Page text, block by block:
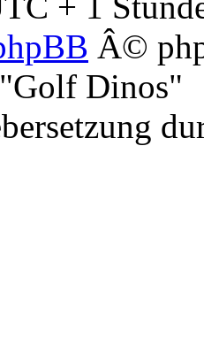
Â©
Dinos"